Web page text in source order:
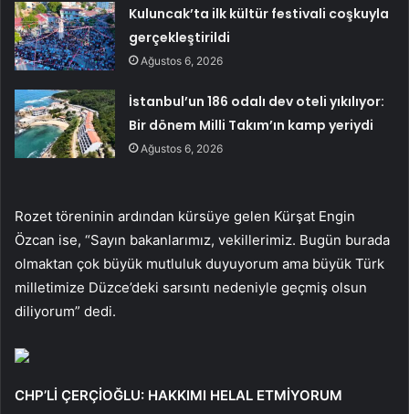
Kuluncak’ta ilk kültür festivali coşkuyla
gerçekleştirildi
Ağustos 6, 2026
İstanbul’un 186 odalı dev oteli yıkılıyor:
Bir dönem Milli Takım’ın kamp yeriydi
Ağustos 6, 2026
Rozet töreninin ardından kürsüye gelen Kürşat Engin
Özcan ise, “Sayın bakanlarımız, vekillerimiz. Bugün burada
olmaktan çok büyük mutluluk duyuyorum ama büyük Türk
milletimize Düzce’deki sarsıntı nedeniyle geçmiş olsun
diliyorum” dedi.
CHP’Lİ ÇERÇİOĞLU: HAKKIMI HELAL ETMİYORUM